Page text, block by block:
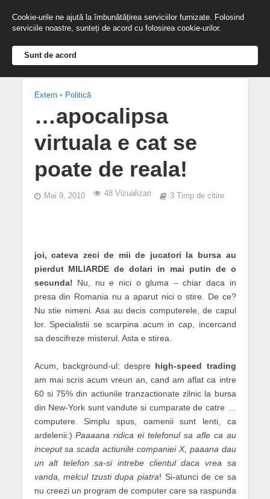
Extern • Politică
…apocalipsa
virtuala e cat se
poate de reala!
Mai 9, 2010 48 Vizualizari 3 Timp de citire
joi, cateva zeci de mii de jucatori la bursa au
pierdut MILIARDE de dolari in mai putin de o
secunda! Nu, nu e nici o gluma – chiar daca in
presa din Romania nu a aparut nici o stire. De ce?
Nu stie nimeni. Asa au decis computerele, de capul
lor. Specialistii se scarpina acum in cap, incercand
sa descifreze misterul. Asta e stirea.
Acum, background-ul: despre high-speed trading
am mai scris acum vreun an, cand am aflat ca intre
60 si 75% din actiunile tranzactionate zilnic la bursa
din New-York sunt vandute si cumparate de catre …
computere. Simplu spus, oamenii sunt lenti, ca
ardelenii:)Paaaana ridica ei telefonul sa afle ca au
inceput sa scada actiunile companiei X, paaana dau
un alt telefon sa-si intrebe clientul daca vrea sa
vanda, melcul tzusti dupa piatra! Si-atunci de ce sa
nu creezi un program de computer care sa raspunda
Cookie-urile ne ajută la îmbunătățirea serviciilor furnizate. Folosind
serviciile noastre, sunteți de acord cu folosirea cookie-urilor.
Sunt de acord